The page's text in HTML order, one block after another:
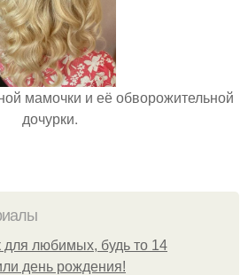
мамочки и её обворожительной
дочурки.
любимых, будь то 14
день рождения!